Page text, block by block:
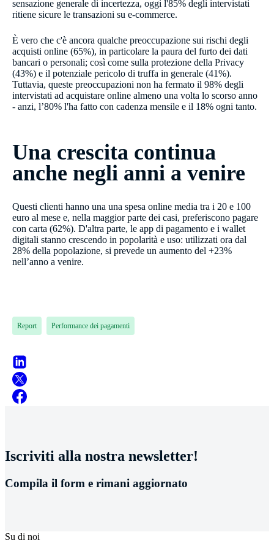
sensazione generale di incertezza, oggi l'85% degli intervistati
ritiene sicure le transazioni su e-commerce.
È vero che c'è ancora qualche preoccupazione sui rischi degli
acquisti online (65%), in particolare la paura del furto dei dati
bancari o personali; così come sulla protezione della Privacy
(43%) e il potenziale pericolo di truffa in generale (41%).
Tuttavia, queste preoccupazioni non ha fermato il 98% degli
intervistati ad acquistare online almeno una volta lo scorso anno
- anzi, l’80% l'ha fatto con cadenza mensile e il 18% ogni tanto.
Una crescita continua
anche negli anni a venire
Questi clienti hanno una una spesa online media tra i 20 e 100
euro al mese e, nella maggior parte dei casi, preferiscono pagare
con carta (62%). D'altra parte, le app di pagamento e i wallet
digitali stanno crescendo in popolarità e uso: utilizzati ora dal
28% della popolazione, si prevede un aumento del +23%
nell’anno a venire.
Report Performance dei pagamenti
Iscriviti alla nostra newsletter!
Compila il form e rimani aggiornato
Su di noi